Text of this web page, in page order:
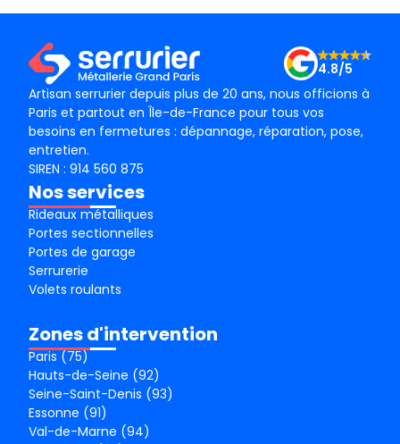
Artisan serrurier depuis plus de 20 ans, nous officions à
Paris et partout en Île-de-France pour tous vos
besoins en fermetures : dépannage, réparation, pose,
entretien.
4.8/5
SIREN : 914 560 875
Nos services
Rideaux métalliques
Portes sectionnelles
Portes de garage
Serrurerie
Volets roulants
Zones d'intervention
Paris (75)
Hauts-de-Seine (92)
Seine-Saint-Denis (93)
Essonne (91)
Val-de-Marne (94)